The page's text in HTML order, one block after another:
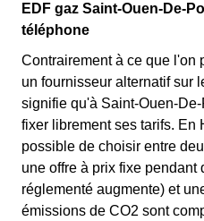
EDF gaz Saint-Ouen-De-
téléphone
Contrairement à ce que l'on
un fournisseur alternatif sur
signifie qu'à Saint-Ouen-
fixer librement ses tarifs. En
possible de choisir entre
une offre à prix fixe pendant
réglementé augmente) et
émissions de CO2 sont